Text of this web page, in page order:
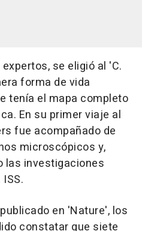
se eligió al 'C.
forma de vida
tenía el mapa completo
En su primer viaje al
fue acompañado de
microscópicos y,
las investigaciones
en 'Nature', los
constatar que siete